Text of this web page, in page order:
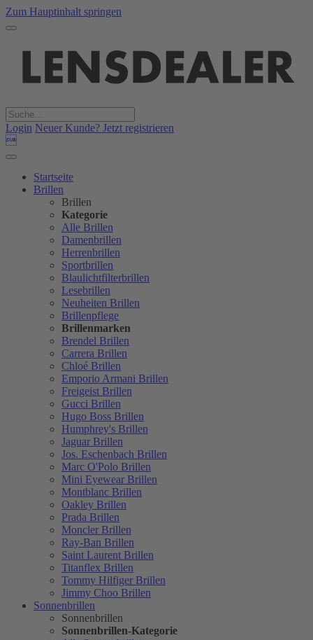
Zum Hauptinhalt springen
Login Neuer Kunde? Jetzt registrieren

Startseite
Brillen
Brillen
Kategorie
Alle Brillen
Damenbrillen
Herrenbrillen
Sportbrillen
Blaulichtfilterbrillen
Lesebrillen
Neuheiten Brillen
Brillenpflege
Brillenmarken
Brendel Brillen
Carrera Brillen
Chloé Brillen
Emporio Armani Brillen
Freigeist Brillen
Gucci Brillen
Hugo Boss Brillen
Humphrey's Brillen
Jaguar Brillen
Jos. Eschenbach Brillen
Marc O'Polo Brillen
Mini Eyewear Brillen
Montblanc Brillen
Oakley Brillen
Prada Brillen
Moncler Brillen
Ray-Ban Brillen
Saint Laurent Brillen
Titanflex Brillen
Tommy Hilfiger Brillen
Jimmy Choo Brillen
Sonnenbrillen
Sonnenbrillen
Sonnenbrillen-Kategorie